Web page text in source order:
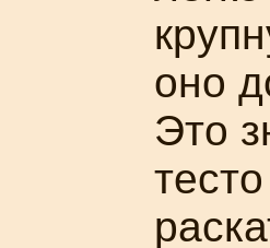
оно
Это